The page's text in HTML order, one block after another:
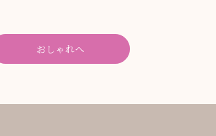
おしゃれへ